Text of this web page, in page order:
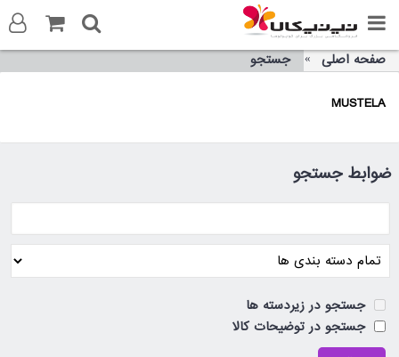
صفحه اصلی جستجو
MUSTELA
ضوابط جستجو
جستجو در زیردسته ها
جستجو در توضیحات کالا